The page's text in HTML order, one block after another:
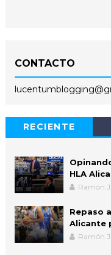
CONTACTO
RECIENTE
HLA
Ramón J.
Repaso
Alicante
Ramón J.